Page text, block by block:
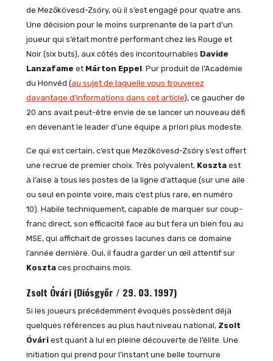
de Mezőkövesd-Zsóry, où il s’est engagé pour quatre ans.
Une décision pour le moins surprenante de la part d’un
joueur qui s’était montré performant chez les Rouge et
Noir (six buts), aux côtés des incontournables Davide
Lanzafame et Márton Eppel. Pur produit de l’Académie
du Honvéd (au sujet de laquelle vous trouverez
davantage d’informations dans cet article), ce gaucher de
20 ans avait peut-être envie de se lancer un nouveau défi
en devenant le leader d’une équipe a priori plus modeste.
Ce qui est certain, c’est que Mezőkövesd-Zsóry s’est offert
une recrue de premier choix. Très polyvalent, Kosztaest
à l’aise à tous les postes de la ligne d’attaque (sur une aile
ou seul en pointe voire, mais c’est plus rare, en numéro
10). Habile techniquement, capable de marquer sur coup-
franc direct, son efficacité face au but fera un bien fou au
MSE, qui affichait de grosses lacunes dans ce domaine
l’année dernière. Oui, il faudra garder un œil attentif sur
Kosztaces prochains mois.
Zsolt Óvári (Diósgyőr / 29. 03. 1997)
Si les joueurs précédemment évoqués possèdent déjà
quelques références au plus haut niveau national, Zsolt
Óváriest quant à lui en pleine découverte de l’élite. Une
initiation qui prend pour l’instant une belle tournure